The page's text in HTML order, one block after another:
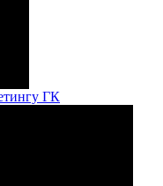
ГК